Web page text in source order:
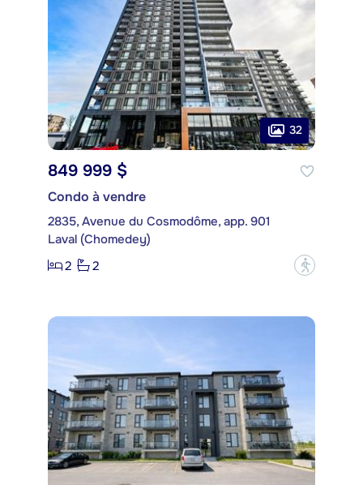
32
849 999 $
Condo à vendre
2835, Avenue du Cosmodôme, app. 901
Laval (Chomedey)
2
2 ?